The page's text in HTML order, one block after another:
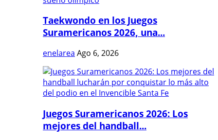
Taekwondo en los Juegos
Suramericanos 2026, una...
enelarea Ago 6, 2026
Juegos Suramericanos 2026: Los
mejores del handball...